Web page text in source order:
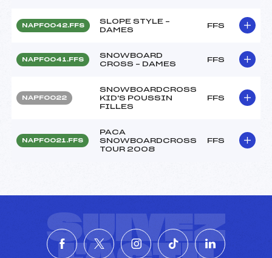
NAPF0042.FFS
SLOPE STYLE –
DAMES
FFS
NAPF0041.FFS
SNOWBOARD
CROSS – DAMES
FFS
NAPF0022
SNOWBOARDCROSS
KID'S POUSSIN
FILLES
FFS
NAPF0021.FFS
PACA
SNOWBOARDCROSS
TOUR 2008
FFS
SUIVEZ